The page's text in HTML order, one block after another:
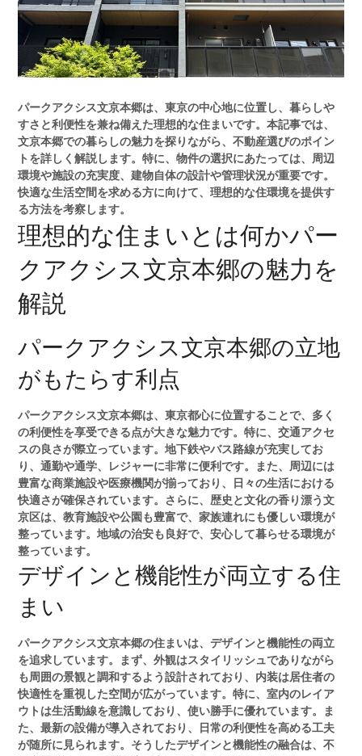
パークアクシス文京本郷は、東京の中心地に位置し、暮らしや
すさと利便性を兼ね備えた理想的な住まいです。本記事では、
文京本郷での暮らしの魅力を探りながら、不動産選びのポイン
トを詳しく解説します。特に、物件の選択にあたっては、周辺
環境や施設の充実度、建物自体の設計や管理状況が重要です。
快適な生活空間を求める方に向けて、理想的な住環境を提供す
る方法を考察します。
理想的な住まいとは何かパー
クアクシス文京本郷の魅力を
解説
パークアクシス文京本郷の立地
がもたらす利点
パークアクシス文京本郷は、東京都心に位置することで、多く
の利便性を享受できる点が大きな魅力です。特に、交通アクセ
スの良さが際立っています。地下鉄やバス路線が充実してお
り、通勤や通学、レジャーに非常に便利です。また、周辺には
豊富な商業施設や医療機関が揃っており、日々の生活における
快適さが確保されています。さらに、歴史と文化の香り漂う文
京区は、教育施設や公園も豊富で、家族連れにも優しい環境が
整っています。地域の治安も良好で、安心して暮らせる環境が
整っています。
デザインと機能性が両立する住
まい
パークアクシス文京本郷の住まいは、デザインと機能性の両立
を追求しています。まず、外観はスタイリッシュでありながら
も周囲の景観と調和するよう設計されており、内装は居住者の
快適性を重視した空間が広がっています。特に、室内のレイア
ウトは生活動線を意識しており、使い勝手に優れています。ま
た、最新の設備が導入されており、日常の利便性を高める工夫
が随所に見られます。そうしたデザインと機能性の融合は、不